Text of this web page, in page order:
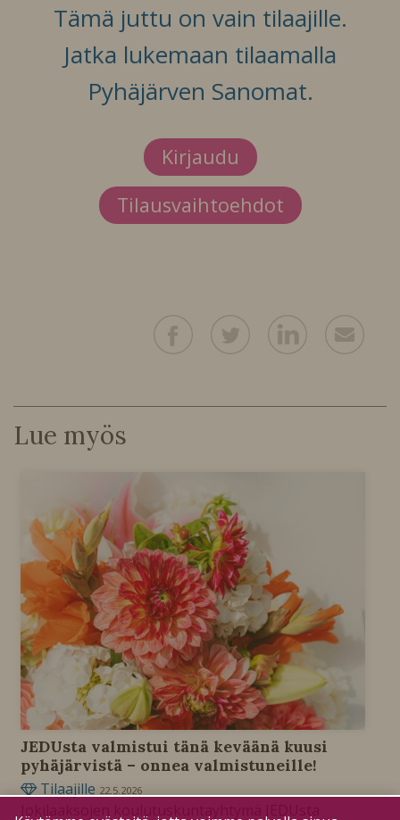
Tämä juttu on vain tilaajille.
Jatka lukemaan tilaamalla
Pyhäjärven Sanomat.
Kirjaudu
Tilausvaihtoehdot
Lue myös
JEDUsta valmistui tänä keväänä kuusi
pyhäjärvistä – onnea valmistuneille!
Tilaajille 22.5.2026